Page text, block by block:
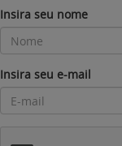
Insira seu nome
Insira seu e-mail